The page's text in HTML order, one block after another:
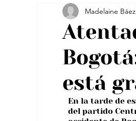
está
Madelaine Báez
En la tarde de
del partido